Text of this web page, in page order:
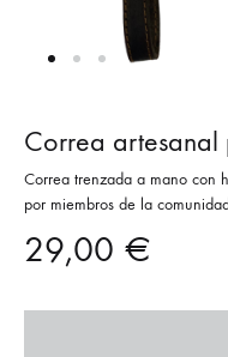
Correa artesanal
Correa trenzada a mano con
por miembros de la
29,00 €